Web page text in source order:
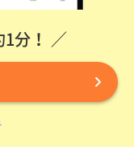
1分！ ／